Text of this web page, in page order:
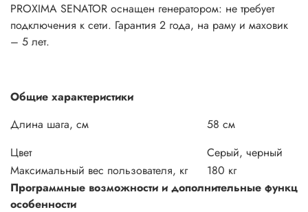
PROXIMA SENATOR оснащен генератором: не требует
подключения к сети. Гарантия 2 года, на раму и маховик
– 5 лет.
Общие характеристики
Длина шага, см
58 см
Цвет
Серый, черный
Максимальный вес пользователя, кг
180 кг
Программные возможности и дополнительные
особенности